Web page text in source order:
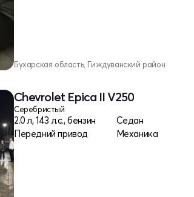
Бухарская область, Гиждуванский район
Chevrolet Epica II V250
Серебристый
2.0 л, 143 л.с., бензин
Седан
Передний привод
Механика